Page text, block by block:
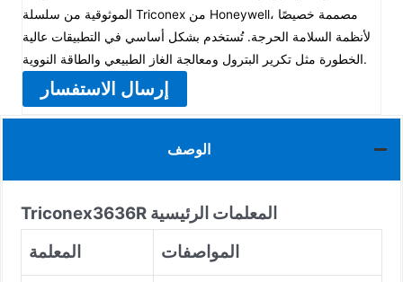
الموثوقية من سلسلة Triconex من Honeywell، مصممة خصيصًا
لأنظمة السلامة الحرجة. تُستخدم بشكل أساسي في التطبيقات عالية
الخطورة مثل تكرير البترول ومعالجة الغاز الطبيعي والطاقة النووية.
إرسال الاستفسار
الوصف
Triconex3636R المعلمات الرئيسية
المعلمة
المواصفات